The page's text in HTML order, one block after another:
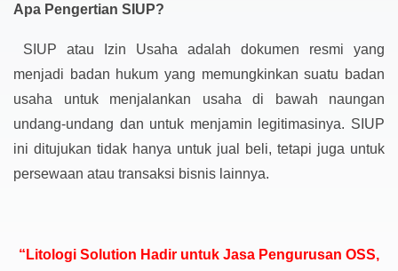
Apa Pengertian SIUP?
SIUP atau Izin Usaha adalah dokumen resmi yang
menjadi badan hukum yang memungkinkan suatu badan
usaha untuk menjalankan usaha di bawah naungan
undang-undang dan untuk menjamin legitimasinya. SIUP
ini ditujukan tidak hanya untuk jual beli, tetapi juga untuk
persewaan atau transaksi bisnis lainnya.
“Litologi Solution Hadir untuk Jasa Pengurusan OSS,